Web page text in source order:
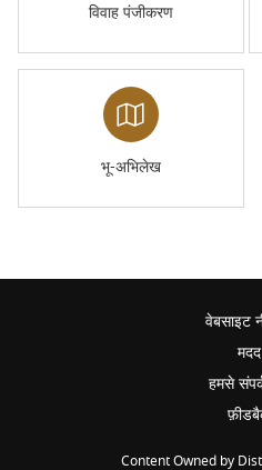
विवाह पंजीकरण
भू-अभिलेख
वेबसाइट
मदद
हमसे
Content Owned by